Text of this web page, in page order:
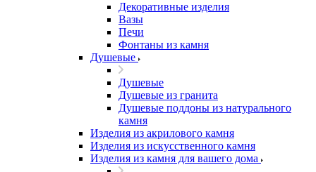
Декоративные изделия
Вазы
Печи
Фонтаны из камня
Душевые
Душевые
Душевые из гранита
Душевые поддоны из натурального
камня
Изделия из акрилового камня
Изделия из искусственного камня
Изделия из камня для вашего дома